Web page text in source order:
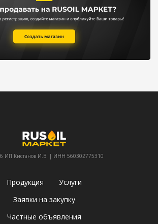
ИП Кистанов И.В. | ИНН 560302775310
Продукция
Услуги
Заявки на закупку
Частные объявления